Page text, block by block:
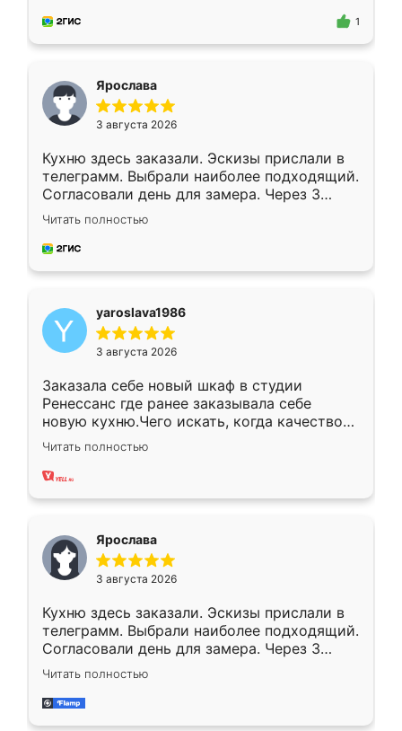
предложил по моему эскизу самый
1
Ярослава
3 августа 2026
Кухню здесь заказали. Эскизы прислали в
телеграмм. Выбрали наиболее подходящий.
Согласовали день для замера. Через 3
недели кухня была уже готова. Остались
довольны работой. Спасибо Ренессанс
мебель за качественную работу!
Читать полностью
yaroslava1986
3 августа 2026
Заказала себе новый шкаф в студии
Ренессанс где ранее заказывала себе
новую кухню.Чего искать, когда качеством
вполне довольна. Служит кухня уже почти
два года, нареканий нет.
Читать полностью
Ярослава
3 августа 2026
Кухню здесь заказали. Эскизы прислали в
телеграмм. Выбрали наиболее подходящий.
Согласовали день для замера. Через 3
недели кухня была уже готова. Остались
довольны работой. Спасибо Ренессанс
мебель за качественную работу!
Читать полностью